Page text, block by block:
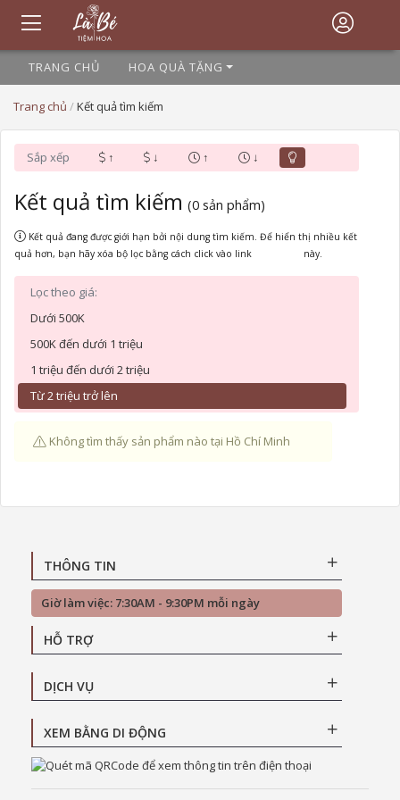
TRANG CHỦ HOA QUÀ TẶNG
Trang chủ /Kết quả tìm kiếm
Sắp xếp ↑ ↓ ↑ ↓
Kết quả tìm kiếm (0 sản phẩm)
Kết quả đang được giới hạn bởi nội dung tìm kiếm. Để hiển thị nhiều kết
quả hơn, bạn hãy xóa bộ lọc bằng cách click vào link
này.
Lọc theo giá:
Dưới 500K
500K đến dưới 1 triệu
1 triệu đến dưới 2 triệu
Từ 2 triệu trở lên
Không tìm thấy sản phẩm nào tại Hồ Chí Minh
THÔNG TIN
Giờ làm việc: 7:30AM - 9:30PM mỗi ngày
HỖ TRỢ
DỊCH VỤ
XEM BẰNG DI ĐỘNG